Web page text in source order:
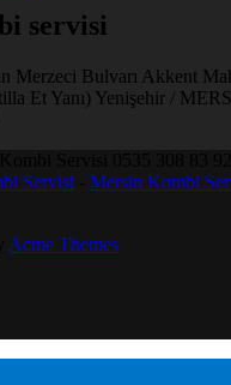
servisi
Merzeci Bulvarı Akkent
Et Yanı) Yenişehir /
Servisi Mersin Kombi
Acme Themes